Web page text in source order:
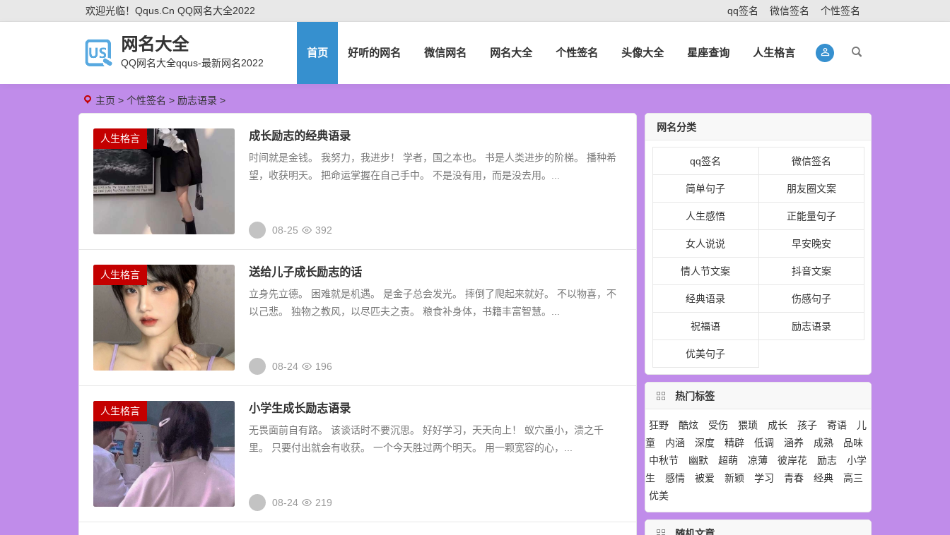
欢迎光临！qqus.cn QQ网名大全2022 qq签名 微信签名 个性签名
网名大全
QQ网名大全qqus-最新网名2022
首页 好听的网名 微信网名 网名大全 个性签名 头像大全 星座查询 人生格言
主页 > 个性签名 > 励志语录 >
人生格言 成长励志的经典语录
时间就是金钱。 我努力，我进步！ 学者，国之本也。 书是人类进步的阶梯。 播种希
望，收获明天。 把命运掌握在自己手中。 不是没有用，而是没去用。...
08-25 392
人生格言 送给儿子成长励志的话
立身先立德。 困难就是机遇。 是金子总会发光。 摔倒了爬起来就好。 不以物喜，不
以己悲。 独物之教风，以尽匹夫之责。 粮食补身体，书籍丰富智慧。...
08-24 196
人生格言 小学生成长励志语录
无畏面前自有路。 该谈话时不要沉思。 好好学习，天天向上！ 蚁穴虽小，溃之千
里。 只要付出就会有收获。 一个今天胜过两个明天。 用一颗宽容的心，...
08-24 219
网名分类
qq签名 微信签名
简单句子 朋友圈文案
人生感悟 正能量句子
女人说说 早安晚安
情人节文案 抖音文案
经典语录 伤感句子
祝福语 励志语录
优美句子
热门标签
狂野 酷炫 受伤 猥琐 成长 孩子 寄语
儿
童
内涵 深度 精辟 低调 涵养 成熟
品味
中秋节
幽默 超萌 凉薄 彼岸花 励志
小学
生
感情 被爱 新颖 学习 青春 经典
高三
优美